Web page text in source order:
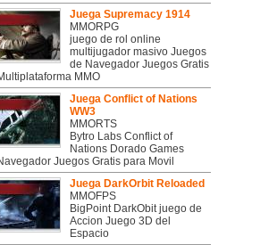
Juega Supremacy 1914
MMORPG
juego de rol online
multijugador masivo Juegos
de Navegador Juegos Gratis
MMO
Juega Conflict of Nations
WW3
MMORTS
Bytro Labs Conflict of
Nations Dorado Games
Juegos Gratis para Movil
Juega DarkOrbit Reloaded
MMOFPS
BigPoint DarkObit juego de
Accion Juego 3D del
Espacio